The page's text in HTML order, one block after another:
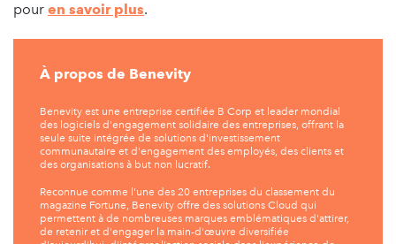
pour en savoir plus.
À propos de Benevity
Benevity est une entreprise certifiée B Corp et leader mondial
des logiciels d'engagement solidaire des entreprises, offrant la
seule suite intégrée de solutions d'investissement
communautaire et d'engagement des employés, des clients et
des organisations à but non lucratif.
Reconnue comme l'une des 20 entreprises du classement du
magazine Fortune, Benevity offre des solutions Cloud qui
permettent à de nombreuses marques emblématiques d'attirer,
de retenir et d'engager la main-d'œuvre diversifiée